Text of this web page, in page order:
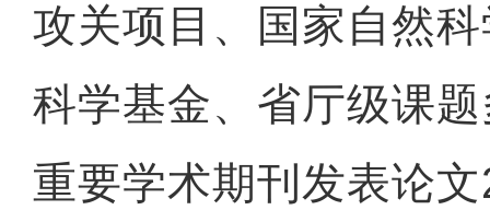
攻关项目、国家自然
科学基金、省厅级课
重要学术期刊发表论